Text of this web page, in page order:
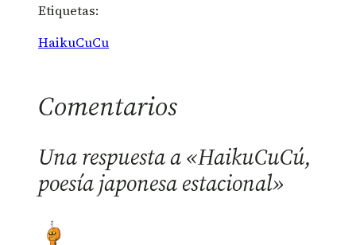
Etiquetas:
HaikuCuCu
Comentarios
Una respuesta a «HaikuCuCú,
poesía japonesa estacional»